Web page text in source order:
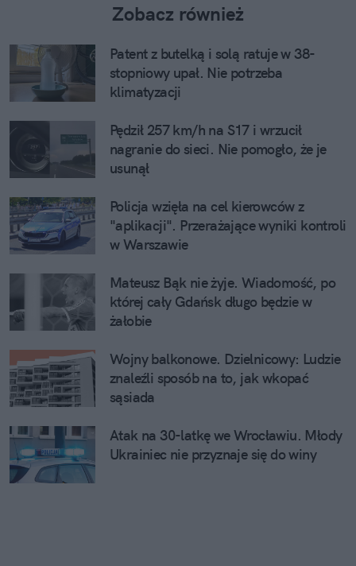
Zobacz również
Patent z butelką i solą ratuje w 38-
stopniowy upał. Nie potrzeba
klimatyzacji
Pędził 257 km/h na S17 i wrzucił
nagranie do sieci. Nie pomogło, że je
usunął
Policja wzięła na cel kierowców z
"aplikacji". Przerażające wyniki kontroli
w Warszawie
Mateusz Bąk nie żyje. Wiadomość, po
której cały Gdańsk długo będzie w
żałobie
Wojny balkonowe. Dzielnicowy: Ludzie
znaleźli sposób na to, jak wkopać
sąsiada
Atak na 30-latkę we Wrocławiu. Młody
Ukrainiec nie przyznaje się do winy